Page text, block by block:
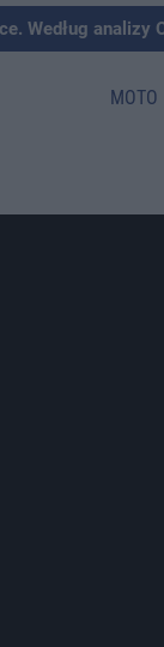
Według
MOTO